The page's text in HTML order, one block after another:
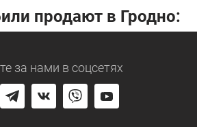
продают в Гродно:
за нами в соцсетях